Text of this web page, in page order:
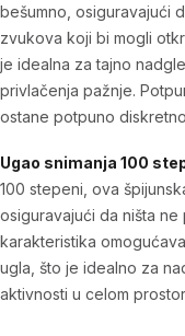
bešumno, osiguravajući
zvukova koji bi mogli
je idealna za tajno
privlačenja pažnje.
ostane potpuno
Ugao snimanja 100
100 stepeni, ova
osiguravajući da ništa
karakteristika
ugla, što je idealno za
aktivnosti u celom